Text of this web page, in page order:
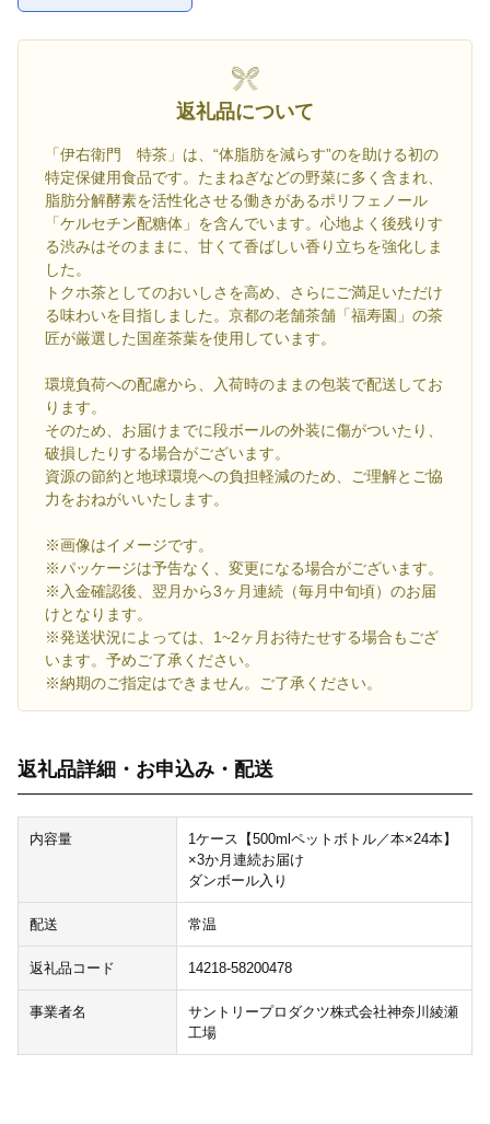
返礼品について
「伊右衛門 特茶」は、“体脂肪を減らす”のを助ける初の
特定保健用食品です。たまねぎなどの野菜に多く含まれ、
脂肪分解酵素を活性化させる働きがあるポリフェノール
「ケルセチン配糖体」を含んでいます。心地よく後残りす
る渋みはそのままに、甘くて香ばしい香り立ちを強化しま
した。
トクホ茶としてのおいしさを高め、さらにご満足いただけ
る味わいを目指しました。京都の老舗茶舗「福寿園」の茶
匠が厳選した国産茶葉を使用しています。
環境負荷への配慮から、入荷時のままの包装で配送してお
ります。
そのため、お届けまでに段ボールの外装に傷がついたり、
破損したりする場合がございます。
資源の節約と地球環境への負担軽減のため、ご理解とご協
力をおねがいいたします。
※画像はイメージです。
※パッケージは予告なく、変更になる場合がございます。
※入金確認後、翌月から3ヶ月連続（毎月中旬頃）のお届
けとなります。
※発送状況によっては、1~2ヶ月お待たせする場合もござ
います。予めご了承ください。
※納期のご指定はできません。ご了承ください。
返礼品詳細・お申込み・配送
内容量
1ケース【500mlペットボトル／本×24本】
×3か月連続お届け
ダンボール入り
配送 常温
返礼品コード 14218-58200478
事業者名
サントリープロダクツ株式会社神奈川綾瀬
工場